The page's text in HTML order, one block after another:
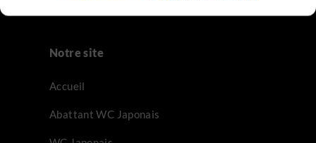
Notre site
Accueil
Abattant WC Japonais